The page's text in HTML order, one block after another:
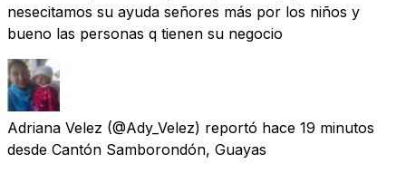
nesecitamos su ayuda señores más por los niños y
bueno las personas q tienen su negocio
Adriana Velez (@Ady_Velez) reportó hace 19 minutos
desde Cantón Samborondón, Guayas